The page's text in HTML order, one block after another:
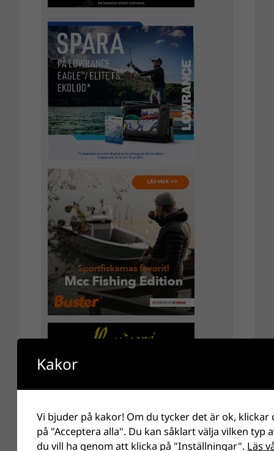
Kakor
Vi bjuder på kakor! Om du tycker det är ok, klickar
på "Acceptera alla". Du kan såklart välja vilken typ
du vill ha genom att klicka på "Inställningar". Läs